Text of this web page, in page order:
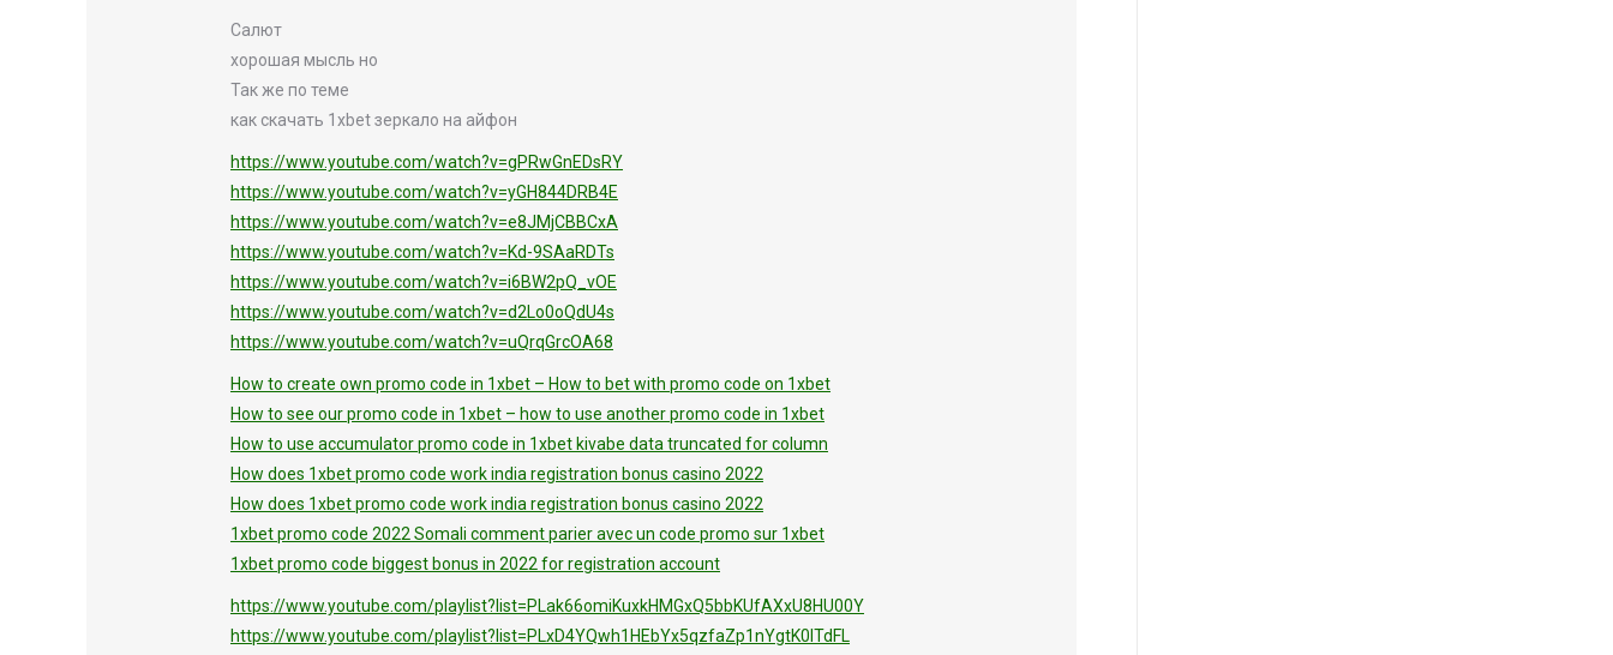
Салют
хорошая мысль но
Так же по теме
как скачать 1xbet зеркало на айфон
https://www.youtube.com/watch?v=gPRwGnEDsRY
https://www.youtube.com/watch?v=yGH844DRB4E
https://www.youtube.com/watch?v=e8JMjCBBCxA
https://www.youtube.com/watch?v=Kd-9SAaRDTs
https://www.youtube.com/watch?v=i6BW2pQ_vOE
https://www.youtube.com/watch?v=d2Lo0oQdU4s
https://www.youtube.com/watch?v=uQrqGrcOA68
How to create own promo code in 1xbet – How to bet with promo code on 1xbet
How to see our promo code in 1xbet – how to use another promo code in 1xbet
How to use accumulator promo code in 1xbet kivabe data truncated for column
How does 1xbet promo code work india registration bonus casino 2022
How does 1xbet promo code work india registration bonus casino 2022
1xbet promo code 2022 Somali comment parier avec un code promo sur 1xbet
1xbet promo code biggest bonus in 2022 for registration account
https://www.youtube.com/playlist?list=PLak66omiKuxkHMGxQ5bbKUfAXxU8HU00Y
https://www.youtube.com/playlist?list=PLxD4YQwh1HEbYx5qzfaZp1nYgtK0ITdFL